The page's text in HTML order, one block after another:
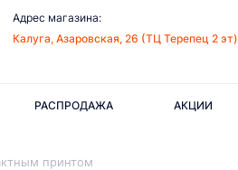
Адрес магазина:
Калуга, Азаровская, 26 (ТЦ Терепец 2 эт)
РАСПРОДАЖА АКЦИИ
принтом